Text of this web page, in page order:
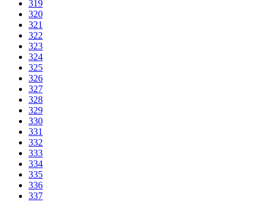
319
320
321
322
323
324
325
326
327
328
329
330
331
332
333
334
335
336
337